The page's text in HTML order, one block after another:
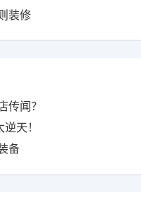
装修
传闻？
天！
备